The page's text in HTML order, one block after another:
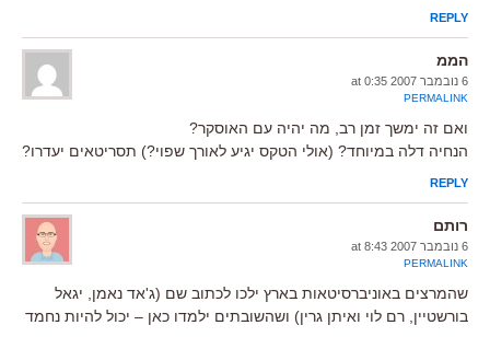
REPLY
הממ
6 נובמבר 2007 at 0:35
PERMALINK
ואם זה ימשך זמן רב, מה יהיה עם האוסקר?
הנחיה דלה במיוחד? (אולי הטקס יגיע לאורך שפוי?) תסריטאים יעדרו?
REPLY
רותם
6 נובמבר 2007 at 8:43
PERMALINK
שהמרצים באוניברסיטאות בארץ ילכו לכתוב שם (ג'אד נאמן, יגאל
בורשטיין, רם לוי ואיתן גרין) ושהשובתים ילמדו כאן – יכול להיות נחמד